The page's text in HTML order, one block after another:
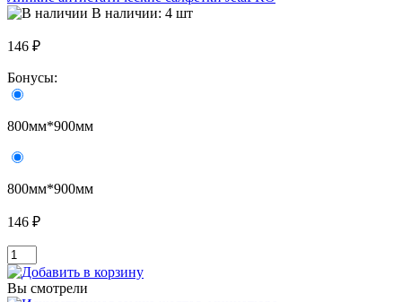
В наличии: 4 шт
146 ₽
Бонусы:
800мм*900мм
800мм*900мм
146 ₽
Вы смотрели